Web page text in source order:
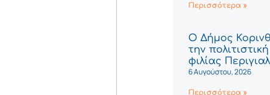
Περισσότερα »
Ο Δήμος
την
φιλίας
6 Αυγούστου, 2026
Περισσότερα »